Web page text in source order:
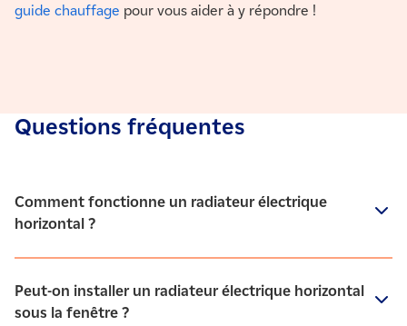
guide chauffage pour vous aider à y répondre !
Questions fréquentes
Comment fonctionne un radiateur électrique
horizontal ?
manière qu’un radiateur électrique en format vertical et
ne requiert aucun entretien, une fois posé. Le
Peut-on installer un radiateur électrique horizontal
sous la fenêtre ?